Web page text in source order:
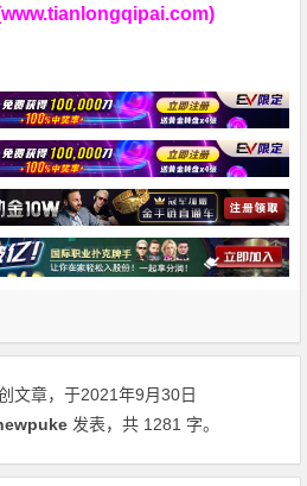
文章，于2021年9月30日
发表，共 1281 字。